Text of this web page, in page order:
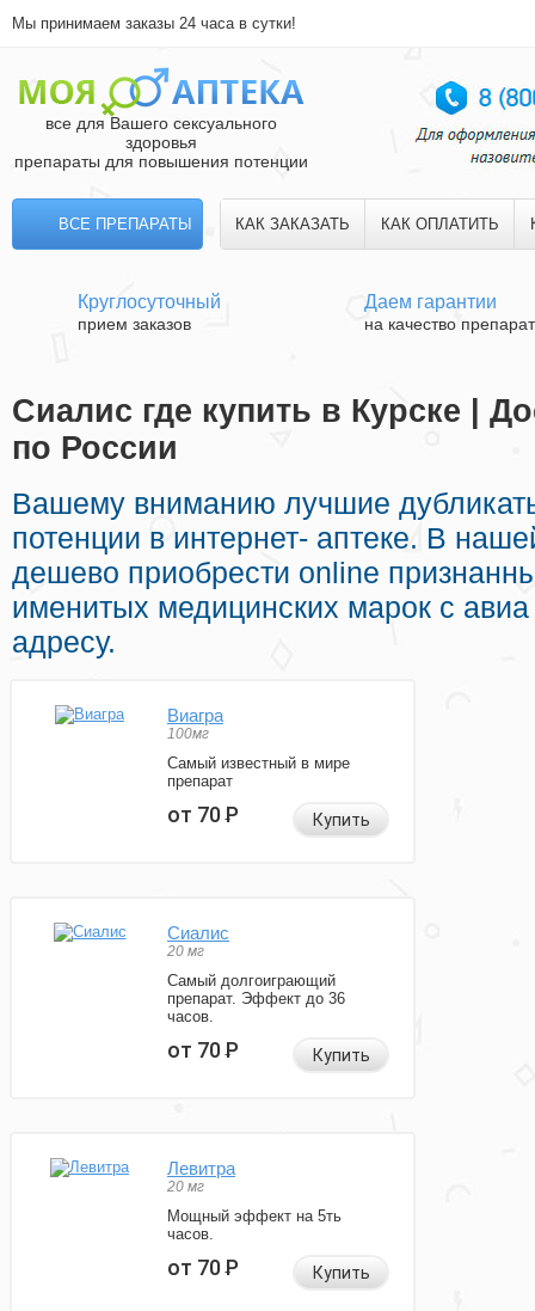
Мы принимаем заказы 24 часа в сутки!
все для Вашего сексуального
здоровья
препараты для повышения потенции
ВСЕ ПРЕПАРАТЫ КАК ЗАКАЗАТЬ КАК ОПЛАТИТЬ
Круглосуточный
прием заказов
Даем гарантии
на качество
Сиалис где купить в Курске |
по России
Вашему вниманию лучшие
потенции в интернет- аптеке. В
дешево приобрести online
именитых медицинских марок с
адресу.
Виагра
100мг
Самый известный в мире
препарат
от 70Р Купить
Сиалис
20 мг
Самый долгоиграющий
препарат. Эффект до 36
часов.
от 70Р Купить
Левитра
20 мг
Мощный эффект на 5ть
часов.
от 70Р Купить